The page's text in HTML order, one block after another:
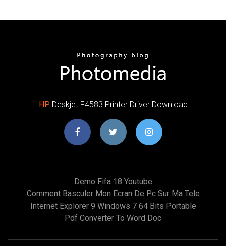
HP Deskjet F4583 Printer Driver Download
Demo Fifa 18 Youtube
Comment Basculer Mon Ecran De Pc Sur Ma Tele
Internet Explorer 9 Windows 7 64 Bits Portable
Pdf Converter To Word Doc